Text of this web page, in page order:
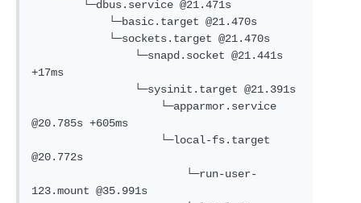
+17ms
@20.785s +605ms
@20.772s
123.mount @35.991s